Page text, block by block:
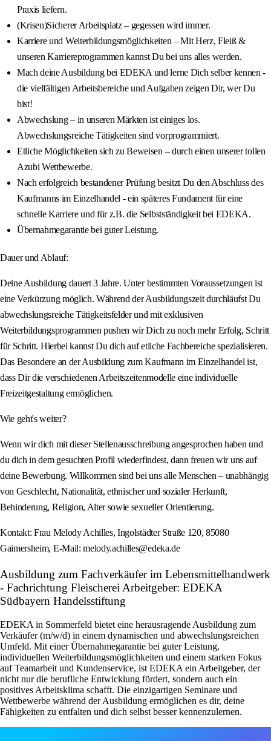
Praxis liefern.
(Krisen)Sicherer Arbeitsplatz – gegessen wird immer.
Karriere und Weiterbildungsmöglichkeiten – Mit Herz, Fleiß &
unseren Karriereprogrammen kannst Du bei uns alles werden.
Mach deine Ausbildung bei EDEKA und lerne Dich selber kennen -
die vielfältigen Arbeitsbereiche und Aufgaben zeigen Dir, wer Du
bist!
Abwechslung – in unseren Märkten ist einiges los.
Abwechslungsreiche Tätigkeiten sind vorprogrammiert.
Etliche Möglichkeiten sich zu Beweisen – durch einen unserer tollen
Azubi Wettbewerbe.
Nach erfolgreich bestandener Prüfung besitzt Du den Abschluss des
Kaufmanns im Einzelhandel - ein späteres Fundament für eine
schnelle Karriere und für z.B. die Selbstständigkeit bei EDEKA.
Übernahmegarantie bei guter Leistung.
Dauer und Ablauf:
Deine Ausbildung dauert 3 Jahre. Unter bestimmten Voraussetzungen ist
eine Verkürzung möglich. Während der Ausbildungszeit durchläufst Du
abwechslungsreiche Tätigkeitsfelder und mit exklusiven
Weiterbildungsprogrammen pushen wir Dich zu noch mehr Erfolg, Schritt
für Schritt. Hierbei kannst Du dich auf etliche Fachbereiche spezialisieren.
Das Besondere an der Ausbildung zum Kaufmann im Einzelhandel ist,
dass Dir die verschiedenen Arbeitszeitenmodelle eine individuelle
Freizeitgestaltung ermöglichen.
Wie geht's weiter?
Wenn wir dich mit dieser Stellenausschreibung angesprochen haben und
du dich in dem gesuchten Profil wiederfindest, dann freuen wir uns auf
deine Bewerbung. Willkommen sind bei uns alle Menschen – unabhängig
von Geschlecht, Nationalität, ethnischer und sozialer Herkunft,
Behinderung, Religion, Alter sowie sexueller Orientierung.
Kontakt: Frau Melody Achilles, Ingolstädter Straße 120, 85080
Gaimersheim, E-Mail: melody.achilles@edeka.de
Ausbildung zum Fachverkäufer im Lebensmittelhandwerk
- Fachrichtung Fleischerei Arbeitgeber: EDEKA
Südbayern Handelsstiftung
EDEKA in Sommerfeld bietet eine herausragende Ausbildung zum
Verkäufer (m/w/d) in einem dynamischen und abwechslungsreichen
Umfeld. Mit einer Übernahmegarantie bei guter Leistung,
individuellen Weiterbildungsmöglichkeiten und einem starken Fokus
auf Teamarbeit und Kundenservice, ist EDEKA ein Arbeitgeber, der
nicht nur die berufliche Entwicklung fördert, sondern auch ein
positives Arbeitsklima schafft. Die einzigartigen Seminare und
Wettbewerbe während der Ausbildung ermöglichen es dir, deine
Fähigkeiten zu entfalten und dich selbst besser kennenzulernen.